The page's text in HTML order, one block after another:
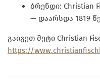
ბრენდი: Christian
— დაარსდა 1819
გაიგეთ მეტი Christian
https://